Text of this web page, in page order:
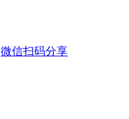
微信扫码分享